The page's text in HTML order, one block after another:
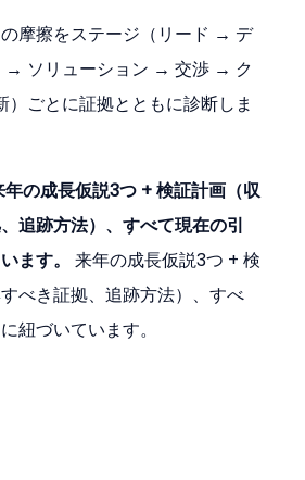
摩擦をステージ（リード → デ
→ ソリューション → 交渉 → ク
ごとに証拠とともに診断しま
年の成長仮説3つ + 検証計画（収
追跡方法）、すべて現在の引
ます。
来年の成長仮説3つ + 検
べき証拠、追跡方法）、すべ
紐づいています。